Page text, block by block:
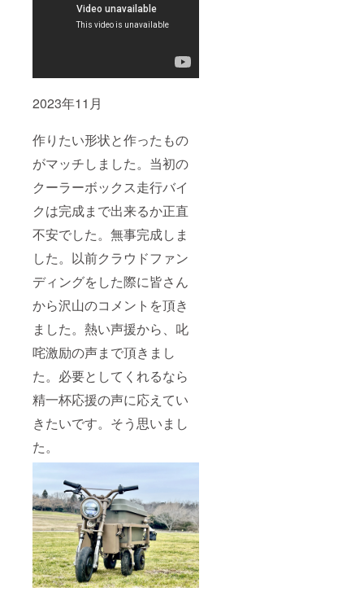
2023年11月
作りたい形状と作ったもの
がマッチしました。当初の
クーラーボックス走行バイ
クは完成まで出来るか正直
不安でした。無事完成しま
した。以前クラウドファン
ディングをした際に皆さん
から沢山のコメントを頂き
ました。熱い声援から、叱
咤激励の声まで頂きまし
た。必要としてくれるなら
精一杯応援の声に応えてい
きたいです。そう思いまし
た。